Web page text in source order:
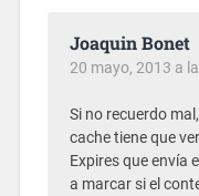
Joaquin Bonet
20 mayo, 2013 a
Si no recuerdo
cache tiene que
Expires que envía
a marcar si el